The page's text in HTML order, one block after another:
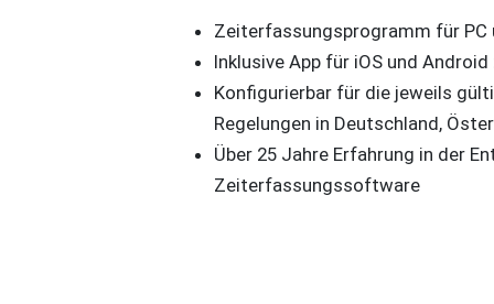
Zeiterfassungsprogramm für PC
Inklusive App für iOS und
Konfigurierbar für die jeweils
Regelungen in Deutschland,
Über 25 Jahre Erfahrung in der
Zeiterfassungssoftware